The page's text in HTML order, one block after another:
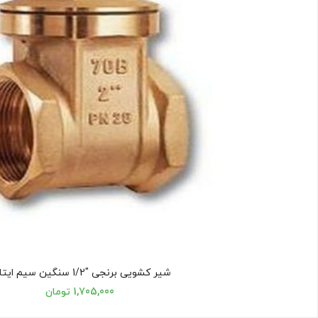
شیر کشویی برنجی "1/2 سنگین سیم ایتالیا
1,705,000 تومان